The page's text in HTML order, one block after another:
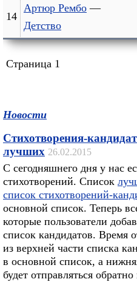
14
Артюр Рембо —
Детство
Страница 1
Новости
Стихотворения-
лучших 26.02.2015
С сегодняшнего дня у нас
стихотворений. Список
список стихотворений-
основной список. Теперь
которые пользователи
список кандидатов. Время
из верхней части списка
в основной список, а
будет отправляться